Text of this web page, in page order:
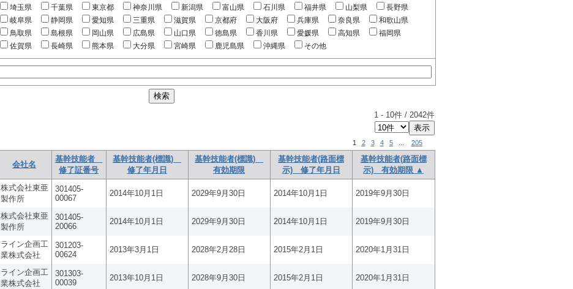
埼玉県
千葉県 東京都 神奈川県 新潟県 富山県 石川県 福井県 山梨県
長野県
岐阜県
静岡県 愛知県 三重県 滋賀県 京都府 大阪府 兵庫県 奈良県
和歌山県
鳥取県
島根県 岡山県 広島県 山口県 徳島県 香川県 愛媛県 高知県
福岡県
佐賀県
長崎県 熊本県 大分県 宮崎県 鹿児島県 沖縄県 その他
1- 10件 / 2042件
1 2 3 4 5 205
会社名
基幹技能者
修了証番号
基幹技能者(標識)
修了年月日
基幹技能者(標識)
有効期限
基幹技能者(路面標
示) 修了年月日
基幹技能者(路面標
示) 有効期限 ▲
株式会社東亜
製作所
301405-
00067
2014年10月1日 2029年9月30日 2014年10月1日 2019年9月30日
株式会社東亜
製作所
301405-
20066
2014年10月1日 2029年9月30日 2014年10月1日 2019年9月30日
ライン企画工
業株式会社
301203-
00624
2013年3月1日 2028年2月28日 2015年2月1日 2020年1月31日
ライン企画工
業株式会社
301303-
00039
2013年10月1日 2028年9月30日 2015年2月1日 2020年1月31日